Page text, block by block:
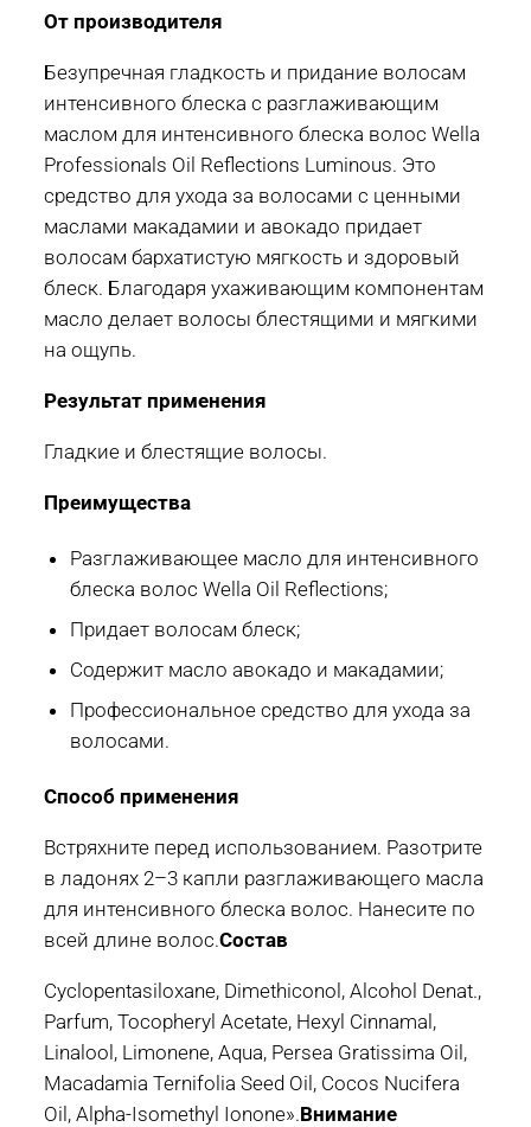
Reflections
Smoothening
Hair
Oil,
30
мл,
100
мл
От производителя
Безупречная гладкость и придание волосам
интенсивного блеска с разглаживающим
маслом для интенсивного блеска волос Wella
Professionals Oil Reflections Luminous. Это
средство для ухода за волосами с ценными
маслами макадамии и авокадо придает
волосам бархатистую мягкость и здоровый
блеск. Благодаря ухаживающим компонентам
масло делает волосы блестящими и мягкими
на ощупь.
Результат применения
Гладкие и блестящие волосы.
Преимущества
Разглаживающее масло для интенсивного
блеска волос Wella Oil Reflections;
Придает волосам блеск;
Содержит масло авокадо и макадамии;
Профессиональное средство для ухода за
волосами.
Способ применения
Встряхните перед использованием. Разотрите
в ладонях 2–3 капли разглаживающего масла
для интенсивного блеска волос. Нанесите по
всей длине волос.Состав
Cyclopentasiloxane, Dimethiconol, Alcohol Denat.,
Parfum, Tocopheryl Acetate, Hexyl Cinnamal,
Linalool, Limonene, Aqua, Persea Gratissima Oil,
Macadamia Ternifolia Seed Oil, Cocos Nucifera
Oil, Alpha-Isomethyl Ionone».Внимание